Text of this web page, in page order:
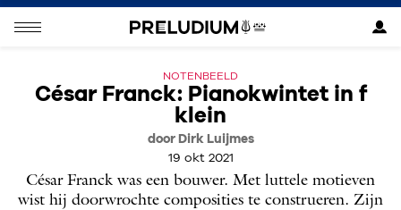
NOTENBEELD
César Franck: Pianokwintet in f
klein
door Dirk Luijmes
19 okt 2021
César Franck was een bouwer. Met luttele motieven
wist hij doorwrochte composities te construeren. Zijn